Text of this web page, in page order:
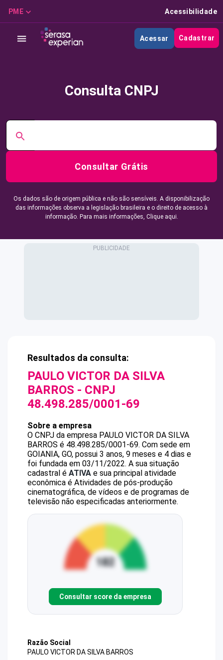
PME Acessibilidade
Acessar Cadastrar
Consulta CNPJ
Consultar Grátis
Os dados são de origem pública e não são sensíveis. A disponibilização
das informações observa a legislação brasileira e o direito de acesso à
informação. Para mais informações, Clique aqui.
Resultados da consulta:
PAULO VICTOR DA SILVA
BARROS - CNPJ
48.498.285/0001-69
Sobre a empresa
O CNPJ da empresa PAULO VICTOR DA SILVA
BARROS é 48.498.285/0001-69. Com sede em
GOIANIA, GO, possui 3 anos, 9 meses e 4 dias e
foi fundada em 03/11/2022. A sua situação
cadastral é ATIVA e sua principal atividade
econômica é Atividades de pós-produção
cinematográfica, de vídeos e de programas de
televisão não especificadas anteriormente.
Consultar score da empresa
Razão Social
PAULO VICTOR DA SILVA BARROS